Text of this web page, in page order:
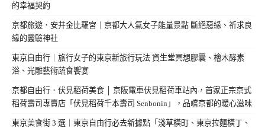
的幸福契約
京都旅遊．安井金比羅宮｜京都大人氣女子能量景點 斷絕惡緣、祈求良
緣的靈驗神社
東京自由行｜旅行女子的東京新旅行玩法 資生堂冥想膠囊、檜木酵素
浴、光雕藝術蔬食饗宴
京都自由行．伏見稻荷美食 │ 京阪電車伏見稻荷車站內，首家正宗京式
稻荷壽司專賣店「伏見稻荷千本壽司 Senbonin」，品嚐京都的暖心滋味
東京美食街 3 選｜東京自由行必去新據點「淺草橫町、東京拉麵橫丁、